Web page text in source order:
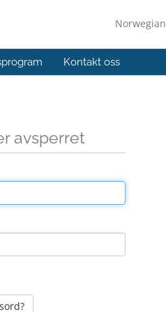
Norwegian
Kontakt oss
avsperret